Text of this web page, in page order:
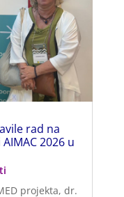
rad na
2026 u
projekta, dr.